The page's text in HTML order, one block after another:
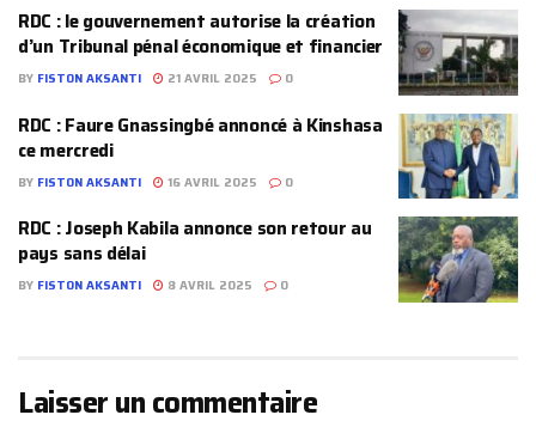
RDC : le gouvernement autorise la création
d’un Tribunal pénal économique et financier
BY FISTON AKSANTI 21 AVRIL 2025 0
RDC : Faure Gnassingbé annoncé à Kinshasa
ce mercredi
BY FISTON AKSANTI 16 AVRIL 2025 0
RDC : Joseph Kabila annonce son retour au
pays sans délai
BY FISTON AKSANTI 8 AVRIL 2025 0
Laisser un commentaire